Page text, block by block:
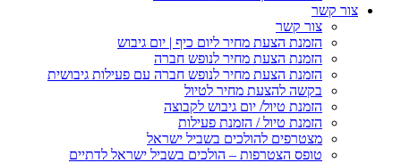
צור קשר
צור קשר
הזמנת הצעת מחיר ליום כיף | יום גיבוש
הזמנת הצעת מחיר לנופש חברה
הזמנת הצעת מחיר לנופש חברה עם פעילות גיבושית
בקשה להצעת מחיר לטיול
הזמנת טיול/ יום גיבוש לקבוצה
הזמנת טיול / הזמנת פעילות
מצטרפים להולכים בשביל ישראל
טופס הצטרפות – הולכים בשביל ישראל לדתיים